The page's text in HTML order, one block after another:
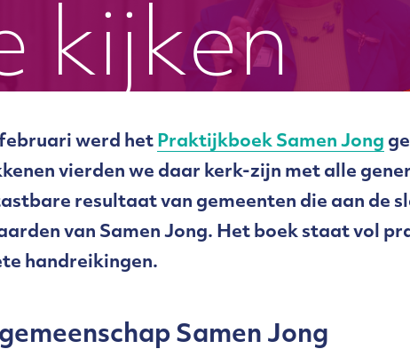
kijken
werd het Praktijkboek Samen Jong
vierden we daar kerk-zijn met alle
resultaat van gemeenten die aan de
van Samen Jong. Het boek staat vol
handreikingen.
Samen Jong